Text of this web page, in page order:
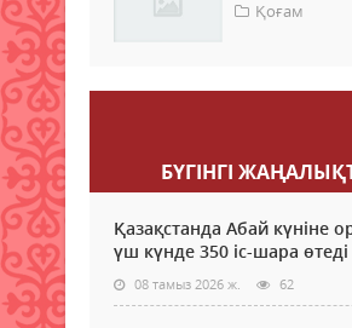
Қоғам
БҮГІНГI
Қазақстанда Абай күніне
үш күнде 350 іс-шара өтеді
08 тамыз 2026 ж. 62